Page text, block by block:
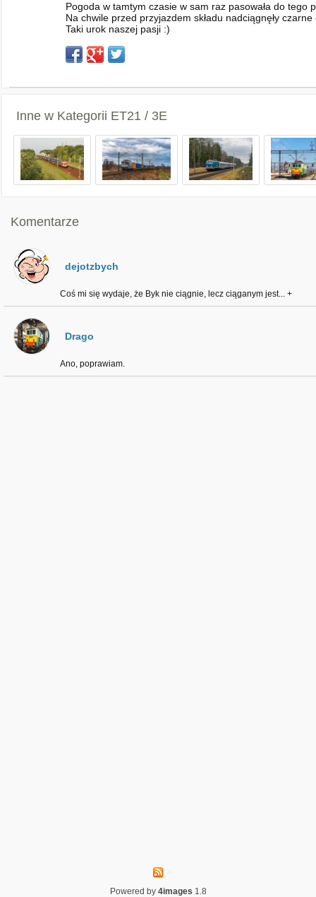
Pogoda w tamtym czasie w sam raz pasowała do tego
Na chwile przed przyjazdem składu nadciągnęły
Taki urok naszej pasji :)
Inne w Kategorii ET21 / 3E
Komentarze
dejotzbych
Coś mi się wydaje, że Byk nie ciągnie, lecz ciąganym jest... +
Drago
Ano, poprawiam.
Powered by 4images 1.8